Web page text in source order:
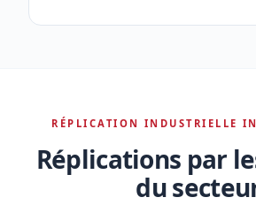
RÉPLICATION INDUSTRIELLE
Réplications par
du